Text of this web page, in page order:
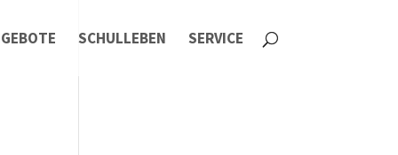
SCHULLEBEN SERVICE